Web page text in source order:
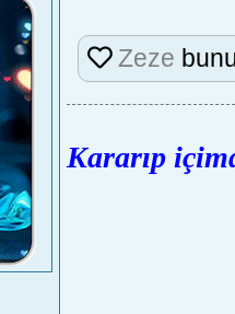
Zeze
Kararıp